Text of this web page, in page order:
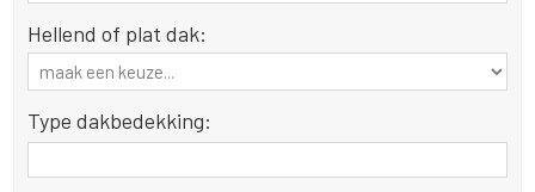
Hellend of plat dak:
Type dakbedekking: